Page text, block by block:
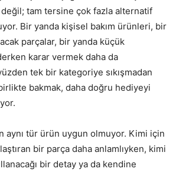
değil; tam tersine çok fazla alternatif
Bir yanda kişisel bakım ürünleri, bir
parçalar, bir yanda küçük
karar vermek daha da
tek bir kategoriye sıkışmadan
bakmak, daha doğru hediyeyi
aynı tür ürün uygun olmuyor. Kimi için
bir parça daha anlamlıyken, kimi
bir detay ya da kendine